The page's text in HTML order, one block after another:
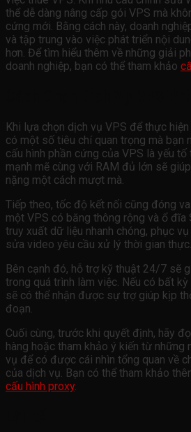
thể dễ dàng nâng cấp gói VPS mà
cứng mới. Bằng cách này, doanh
và tập trung vào việc phát triển nội
hơn. Để tìm hiểu thêm về những giải
doanh nghiệp, bạn có thể tham khảo
Khi lựa chọn dịch vụ VPS để thực
có một số tiêu chí quan trọng mà bạn
cấu hình phần cứng của VPS là yếu tố
mạnh mẽ cùng với RAM đủ lớn sẽ
nặng một cách mượt mà.
Tiếp theo, tốc độ kết nối cũng đóng
một VPS có băng thông rộng và ổ
truy xuất dữ liệu nhanh chóng, phục
sửa video yêu cầu xử lý thời gian thực.
Bên cạnh đó, hỗ trợ kỹ thuật 24/7 sẽ
trong quá trình làm việc. Nếu có bất
sẽ có thể nhận được sự trợ giúp kịp
đoạn.
Cuối cùng, trước khi quyết định, hãy
hàng hoặc tham khảo ý kiến từ
vụ để có được cái nhìn tổng quan về
của dịch vụ. Bạn có thể tham khảo
cấu hình proxy.